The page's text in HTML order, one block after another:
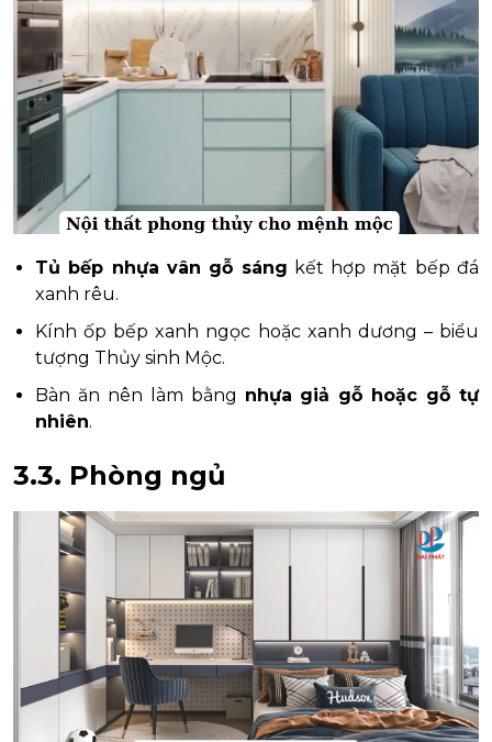
Tủ bếp nhựa vân gỗ sáng kết hợp mặt bếp đá
xanh rêu.
Kính ốp bếp xanh ngọc hoặc xanh dương – biểu
tượng Thủy sinh Mộc.
Bàn ăn nên làm bằng nhựa giả gỗ hoặc gỗ tự
nhiên.
3.3. Phòng ngủ